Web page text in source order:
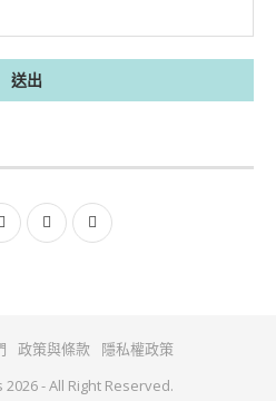
政策與條款
隱私權政策
- All Right Reserved.